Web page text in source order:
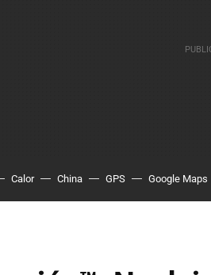
Calor China GPS Google Maps